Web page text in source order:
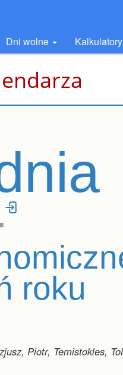
Dni wolne Kalkulatory
roku
Piotr, Temistokles,